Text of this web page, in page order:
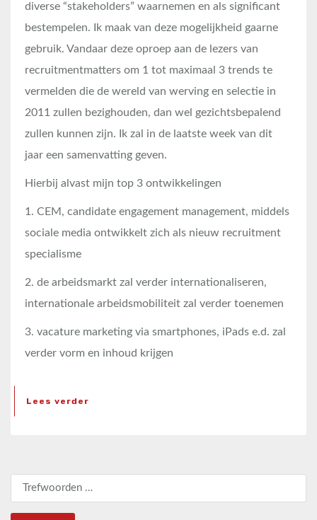
diverse “stakeholders” waarnemen en als significant
bestempelen. Ik maak van deze mogelijkheid gaarne
gebruik. Vandaar deze oproep aan de lezers van
recruitmentmatters om 1 tot maximaal 3 trends te
vermelden die de wereld van werving en selectie in
2011 zullen bezighouden, dan wel gezichtsbepalend
zullen kunnen zijn. Ik zal in de laatste week van dit
jaar een samenvatting geven.
Hierbij alvast mijn top 3 ontwikkelingen
1. CEM, candidate engagement management, middels
sociale media ontwikkelt zich als nieuw recruitment
specialisme
2. de arbeidsmarkt zal verder internationaliseren,
internationale arbeidsmobiliteit zal verder toenemen
3. vacature marketing via smartphones, iPads e.d. zal
verder vorm en inhoud krijgen
Lees verder
Zoeken naar: